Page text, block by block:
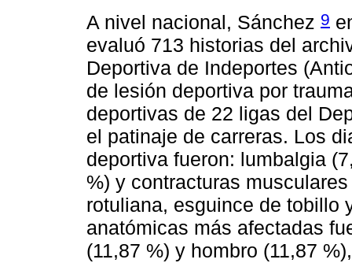
A nivel nacional, Sánchez 9
evaluó 713 historias del
Deportiva de Indeportes
de lesión deportiva por
deportivas de 22 ligas del
el patinaje de carreras. Los
deportiva fueron: lumbalgia
%) y contracturas
rotuliana, esguince de tobillo
anatómicas más afectadas
(11,87 %) y hombro (11,87